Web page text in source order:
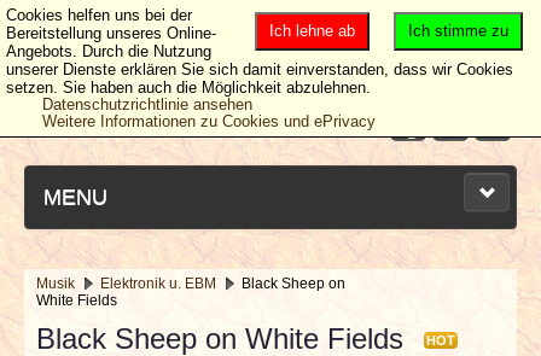
MENU
NEUESTE ARTIKEL
Musik Elektronik u. EBM
Black Sheep on
White Fields
Black Sheep on White Fields HOT
Ich stimme zu
Ich lehne ab
Cookies helfen uns bei der
Bereitstellung unseres Online-
Angebots. Durch die Nutzung
unserer Dienste erklären Sie sich damit einverstanden, dass wir Cookies
setzen. Sie haben auch die Möglichkeit abzulehnen.
Datenschutzrichtlinie ansehen
Weitere Informationen zu Cookies und ePrivacy